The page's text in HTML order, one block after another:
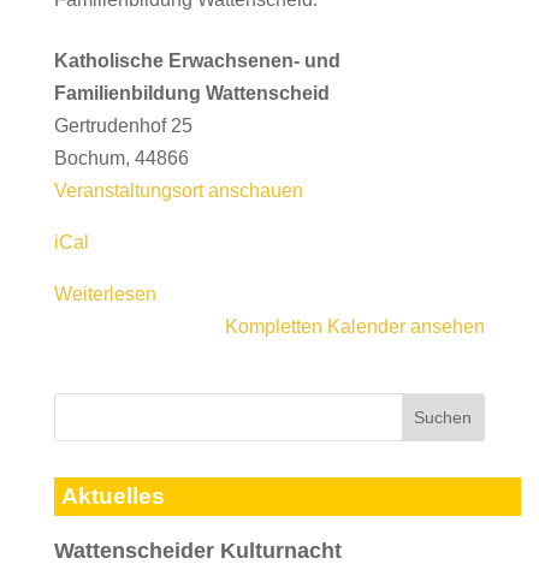
Katholische Erwachsenen- und
Familienbildung Wattenscheid
Gertrudenhof 25
Bochum, 44866
Veranstaltungsort anschauen
iCal
Weiterlesen
Kompletten Kalender ansehen
Aktuelles
Wattenscheider Kulturnacht